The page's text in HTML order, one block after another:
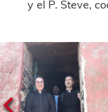
y el P. Steve,